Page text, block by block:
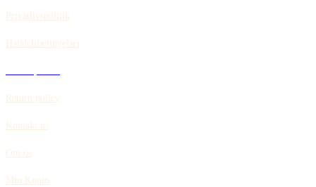
Privatlivspolitik
Handelsbetingelser
Return policy
Kontakt us
Om os
Min Konto